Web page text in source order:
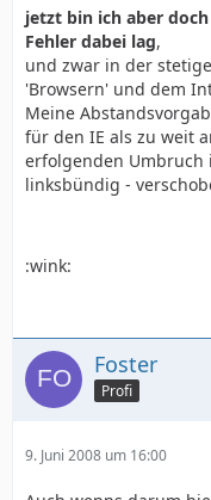
jetzt bin ich aber
Fehler dabei lag,
und zwar in der
'Browsern' und dem
Meine
für den IE als zu weit
erfolgenden Umbruch
linksbündig -
:wink:
Foster
Profi
9. Juni 2008 um 16:00